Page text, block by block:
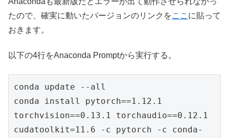
たので、確実に動いたバージョンのリンクをここ に貼って
おきます。
以下の4行をAnaconda Promptから実行する。
conda update --all
conda install pytorch==1.12.1
torchvision==0.13.1 torchaudio==0.12.1
cudatoolkit=11.6 -c pytorch -c conda-